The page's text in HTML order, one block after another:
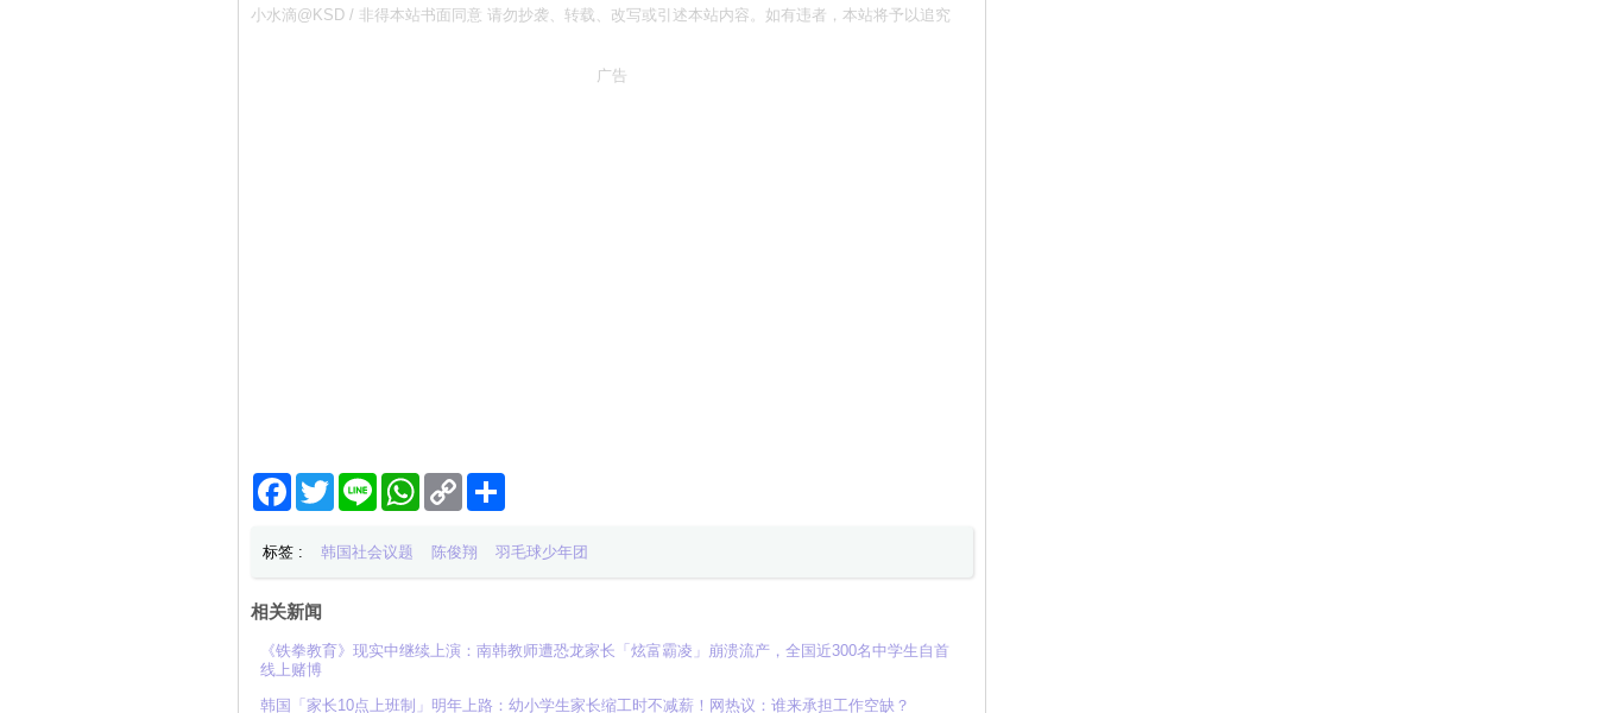
小水滴@KSD / 非得本站书面同意 请勿抄袭、转载、改写或引述本站内容。如有违者，本站将予以追究
广告
Facebook
TwitterLine WhatsApp
Copy
Link
分
标签 : 韩国社会议题 陈俊翔 羽毛球少年团
相关新闻
《铁拳教育》现实中继续上演：南韩教师遭恐龙家长「炫富霸凌」崩溃流产，全国近300名中学生自首
线上赌博
韩国「家长10点上班制」明年上路：幼小学生家长缩工时不减薪！网热议：谁来承担工作空缺？